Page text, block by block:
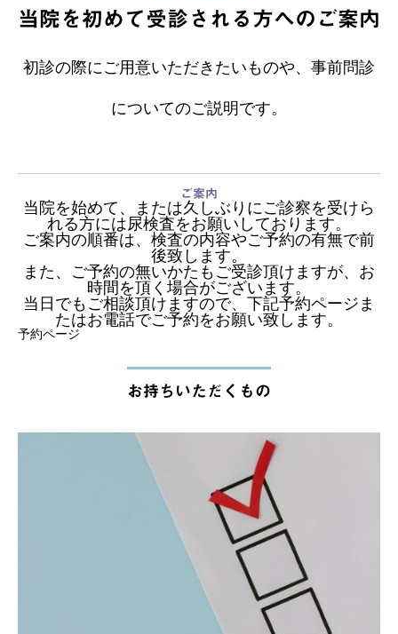
当院を初めて受診される方へのご案内
初診の際にご用意いただきたいものや、事前問診
についてのご説明です。
ご案内
当院を始めて、または久しぶりにご診察を受けら
れる方には尿検査をお願いしております。
ご案内の順番は、検査の内容やご予約の有無で前
後致します。
また、ご予約の無いかたもご受診頂けますが、お
時間を頂く場合がございます。
当日でもご相談頂けますので、下記予約ページま
たはお電話でご予約をお願い致します。
予約ページ
お持ちいただくもの